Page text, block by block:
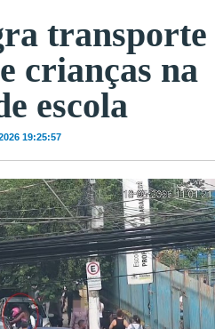
transporte
crianças na
escola
19:25:57